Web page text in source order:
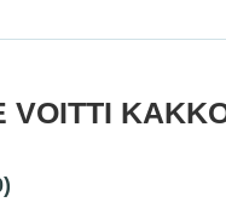
VOITTI